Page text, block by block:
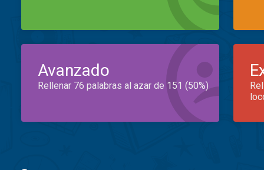
Avanzado
Rellenar 76 palabras al azar de 151 (50%)